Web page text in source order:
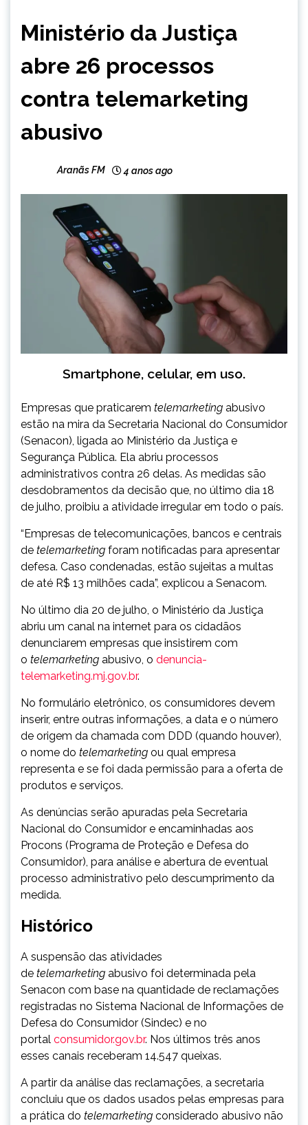
NOTÍCIAS
Ministério da Justiça
abre 26 processos
contra telemarketing
abusivo
Aranãs FM 4 anos ago
Smartphone, celular, em uso.
Empresas que praticarem telemarketing abusivo
estão na mira da Secretaria Nacional do Consumidor
(Senacon), ligada ao Ministério da Justiça e
Segurança Pública. Ela abriu processos
administrativos contra 26 delas. As medidas são
desdobramentos da decisão que, no último dia 18
de julho, proibiu a atividade irregular em todo o país.
“Empresas de telecomunicações, bancos e centrais
de telemarketing foram notificadas para apresentar
defesa. Caso condenadas, estão sujeitas a multas
de até R$ 13 milhões cada”, explicou a Senacom.
No último dia 20 de julho, o Ministério da Justiça
abriu um canal na internet para os cidadãos
denunciarem empresas que insistirem com
o telemarketing abusivo, o denuncia-
telemarketing.mj.gov.br.
No formulário eletrônico, os consumidores devem
inserir, entre outras informações, a data e o número
de origem da chamada com DDD (quando houver),
o nome do telemarketing ou qual empresa
representa e se foi dada permissão para a oferta de
produtos e serviços.
As denúncias serão apuradas pela Secretaria
Nacional do Consumidor e encaminhadas aos
Procons (Programa de Proteção e Defesa do
Consumidor), para análise e abertura de eventual
processo administrativo pelo descumprimento da
medida.
Histórico
A suspensão das atividades
de telemarketing abusivo foi determinada pela
Senacon com base na quantidade de reclamações
registradas no Sistema Nacional de Informações de
Defesa do Consumidor (Sindec) e no
portal consumidor.gov.br. Nos últimos três anos
esses canais receberam 14.547 queixas.
A partir da análise das reclamações, a secretaria
concluiu que os dados usados pelas empresas para
a prática do telemarketing considerado abusivo não